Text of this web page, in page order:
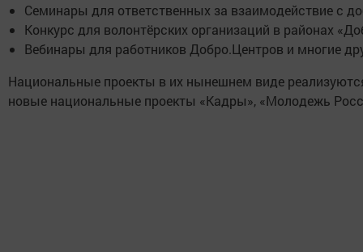
Семинары для ответственных за взаимодействие с
Конкурс для волонтёрских организаций в районах
Вебинары для работников Добро.Центров и многие
Национальные проекты в их нынешнем виде
новые национальные проекты «Кадры», «Молодежь